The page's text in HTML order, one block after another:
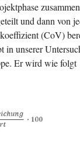
und dann von
(CoV)
in unserer
Er wird wie folgt